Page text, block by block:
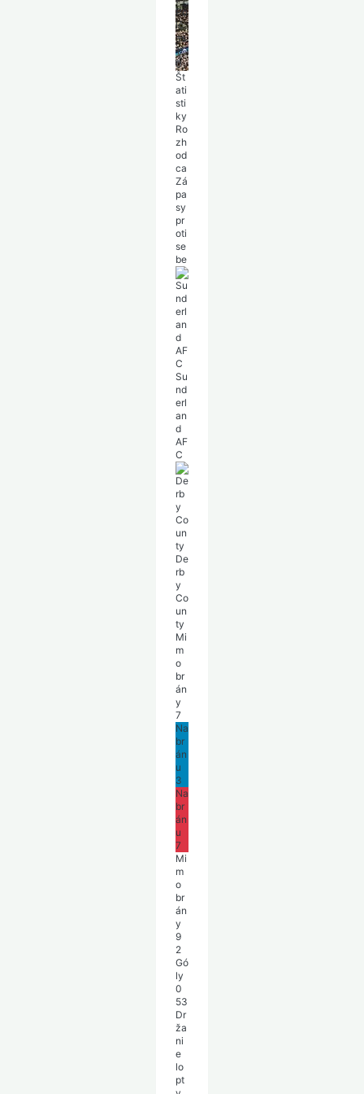
Po
lč
as:
1-
0
Št
ati
sti
ky
Ro
zh
od
ca
Zá
pa
sy
pr
oti
se
be
Su
nd
erl
an
d
AF
C
De
rb
y
Co
un
ty
Mi
m
o
br
án
y
7
Na
br
án
u
3
Na
br
án
u
7
Mi
m
o
br
án
y
9
2
Gó
ly
0
53
Dr
ža
ni
e
lo
pt